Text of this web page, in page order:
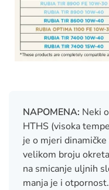
NAPOMENA: Neki
HTHS (visoka
je o mjeri
velikom broju
na smicanje uljnih
manja je i